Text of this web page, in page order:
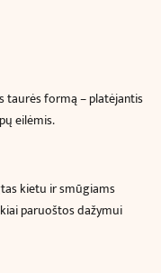
taurės formą – platėjantis
eilėmis.
kietu ir smūgiams
paruoštos dažymui